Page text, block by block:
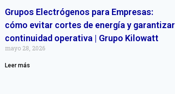
Grupos Electrógenos para Empresas:
cómo evitar cortes de energía y garantizar
continuidad operativa | Grupo Kilowatt
mayo 28, 2026
Leer más